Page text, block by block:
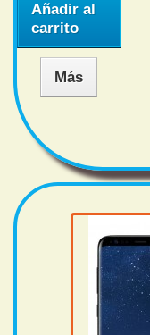
Añadir al
carrito
Más